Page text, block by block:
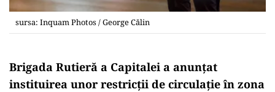
sursa: Inquam Photos / George Călin
Brigada Rutieră a Capitalei a anunțat
instituirea unor restricții de circulație în zona